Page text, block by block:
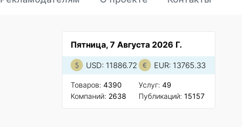
Пятница, 7 Августа 2026 Г.
USD: 11886.72 EUR: 13765.33
Товаров: 4390
Компаний: 2638
Услуг: 49
Публикаций: 15157